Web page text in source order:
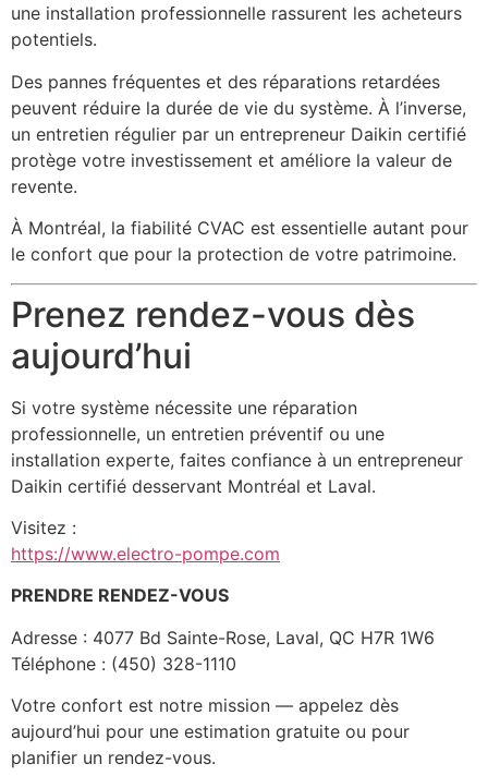
une installation professionnelle rassurent les acheteurs
potentiels.
Des pannes fréquentes et des réparations retardées
peuvent réduire la durée de vie du système. À l’inverse,
un entretien régulier par un entrepreneur Daikin certifié
protège votre investissement et améliore la valeur de
revente.
À Montréal, la fiabilité CVAC est essentielle autant pour
le confort que pour la protection de votre patrimoine.
Prenez rendez-vous dès
aujourd’hui
Si votre système nécessite une réparation
professionnelle, un entretien préventif ou une
installation experte, faites confiance à un entrepreneur
Daikin certifié desservant Montréal et Laval.
Visitez :
https://www.electro-pompe.com
PRENDRE RENDEZ-VOUS
Adresse : 4077 Bd Sainte-Rose, Laval, QC H7R 1W6
Téléphone : (450) 328-1110
Votre confort est notre mission — appelez dès
aujourd’hui pour une estimation gratuite ou pour
planifier un rendez-vous.